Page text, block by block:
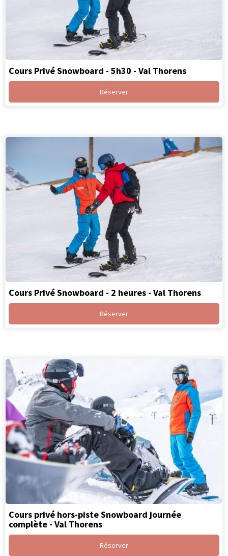
Cours Privé Snowboard - 5h30 - Val Thorens
Réserver
Cours Privé Snowboard - 2 heures - Val Thorens
Réserver
Cours privé hors-piste Snowboard journée
complète - Val Thorens
Réserver